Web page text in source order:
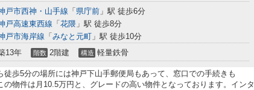
戸市西神・山手線 「 県庁前 」駅 徒歩6分
戸高速東西線 「 花隈 」駅 徒歩8分
戸市海岸線 「 みなと元町 」駅 徒歩10分
13年 階数 2階建 構造 軽量鉄骨
徒歩5分の場所には神戸下山手郵便局もあって、窓口での手続きも
の物件は月10.5万円と、グレードの高い物件となっております。インタ